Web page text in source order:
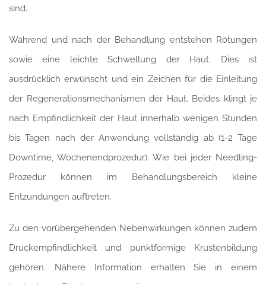
sind.
Während und nach der Behandlung entstehen Rötungen
sowie eine leichte Schwellung der Haut. Dies ist
ausdrücklich erwünscht und ein Zeichen für die Einleitung
der Regenerationsmechanismen der Haut. Beides klingt je
nach Empfindlichkeit der Haut innerhalb wenigen Stunden
bis Tagen nach der Anwendung vollständig ab (1-2 Tage
Downtime, Wochenendprozedur). Wie bei jeder Needling-
Prozedur können im Behandlungsbereich kleine
Entzündungen auftreten.
Zu den vorübergehenden Nebenwirkungen können zudem
Druckempfindlichkeit und punktförmige Krustenbildung
gehören. Nähere Information erhalten Sie in einem